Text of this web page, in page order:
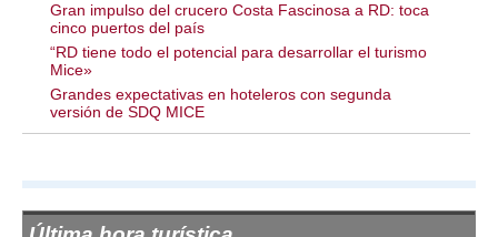
Gran impulso del crucero Costa Fascinosa a RD: toca
cinco puertos del país
“RD tiene todo el potencial para desarrollar el turismo
Mice»
Grandes expectativas en hoteleros con segunda
versión de SDQ MICE